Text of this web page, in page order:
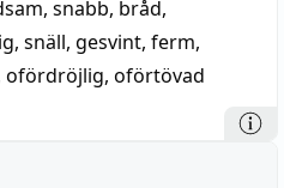
, snabb, bråd,
, snäll, gesvint, ferm,
ofördröjlig, oförtövad